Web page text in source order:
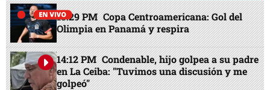
13:29 PM Copa Centroamericana: Gol del
Olimpia en Panamá y respira
14:12 PM Condenable, hijo golpea a su padre
en La Ceiba: "Tuvimos una discusión y me
golpeó"